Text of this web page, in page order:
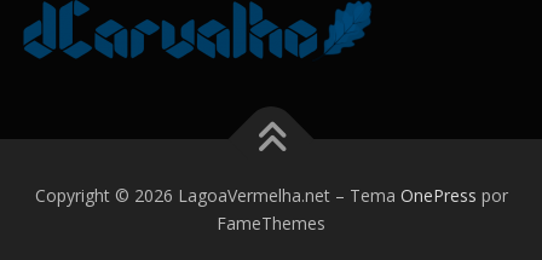
Copyright © 2026 LagoaVermelha.net – Tema OnePress por
FameThemes